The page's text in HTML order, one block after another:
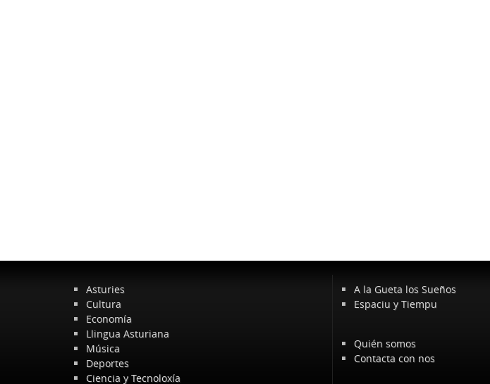
Asturies
Cultura
Economía
Llingua Asturiana
Música
Deportes
Ciencia y Tecnoloxía
A la Gueta los Sueños
Espaciu y Tiempu
Quién somos
Contacta con nos